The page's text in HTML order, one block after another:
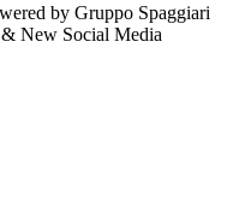
by Gruppo Spaggiari
New Social Media